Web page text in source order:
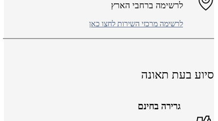
לרשימה ברחבי הארץ
לרשימה מרכזי השירות לחצו כאן
בעת תאונה
גרירה בחינם